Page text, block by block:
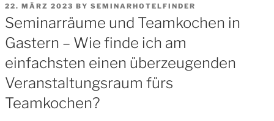
POSTED
ON
22. MÄRZ 2023 BY SEMINARHOTELFINDER
Seminarräume und Teamkochen in
Gastern – Wie finde ich am
einfachsten einen überzeugenden
Veranstaltungsraum fürs
Teamkochen?